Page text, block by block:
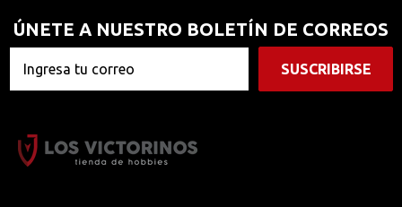
ÚNETE A NUESTRO BOLETÍN DE CORREOS
SUSCRIBIRSE